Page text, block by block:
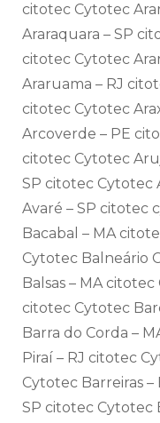
citotec Cytotec
Araraquara – SP
citotec Cytotec
Araruama – RJ
citotec Cytotec
Arcoverde – PE
citotec Cytotec
SP citotec Cytotec
Avaré – SP citotec
Bacabal – MA
Cytotec Balneário
Balsas – MA
citotec Cytotec
Barra do Corda –
Piraí – RJ citotec
Cytotec Barreiras
SP citotec Cytotec